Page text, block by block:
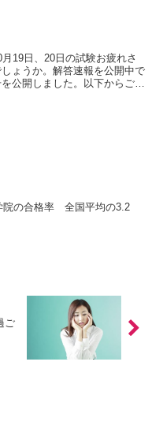
19日、20日の試験お疲れさ
ょうか。解答速報を公開中で
公開しました。以下からご覧
院の合格率 全国平均の3.2
ご